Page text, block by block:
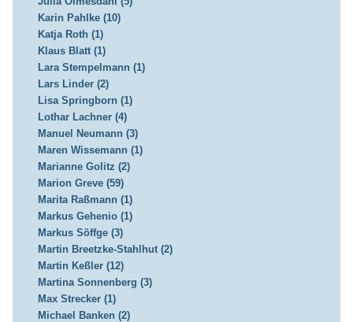
Karin Pahlke (10)
Katja Roth (1)
Klaus Blatt (1)
Lara Stempelmann (1)
Lars Linder (2)
Lisa Springborn (1)
Lothar Lachner (4)
Manuel Neumann (3)
Maren Wissemann (1)
Marianne Golitz (2)
Marion Greve (59)
Marita Raßmann (1)
Markus Gehenio (1)
Markus Söffge (3)
Martin Breetzke-Stahlhut (2)
Martin Keßler (12)
Martina Sonnenberg (3)
Max Strecker (1)
Michael Banken (2)